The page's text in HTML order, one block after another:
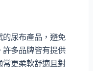
的尿布產品，避免
許多品牌皆有提供
常更柔軟舒適且對